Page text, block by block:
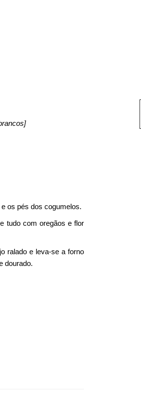
os pés dos cogumelos.
tudo com oregãos e flor
ralado e leva-se a forno
dourado.